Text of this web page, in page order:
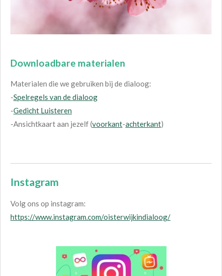
Downloadbare materialen
Materialen die we gebruiken bij de dialoog:
-Spelregels van de dialoog
-Gedicht Luisteren
-Ansichtkaart aan jezelf (voorkant-achterkant)
Instagram
Volg ons op instagram:
https://www.instagram.com/oisterwijkindialoog/